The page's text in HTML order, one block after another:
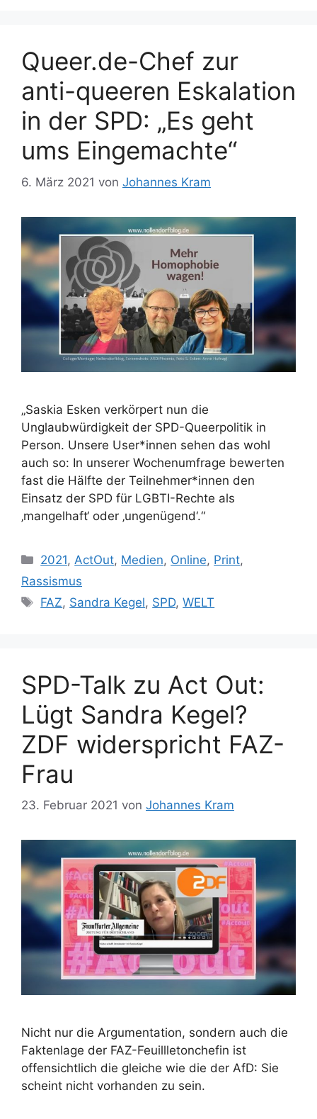
Queer.de-Chef zur
anti-queeren Eskalation
in der SPD: „Es geht
ums Eingemachte“
6. März 2021 von Johannes Kram
„Saskia Esken verkörpert nun die
Unglaubwürdigkeit der SPD-Queerpolitik in
Person. Unsere User*innen sehen das wohl
auch so: In unserer Wochenumfrage bewerten
fast die Hälfte der Teilnehmer*innen den
Einsatz der SPD für LGBTI-Rechte als
‚mangelhaft‘ oder ‚ungenügend‘.“
Kategorien
2021, ActOut, Medien, Online, Print,
Rassismus
Schlagwörter
FAZ, Sandra Kegel, SPD,WELT
SPD-Talk zu Act Out:
Lügt Sandra Kegel?
ZDF widerspricht FAZ-
Frau
23. Februar 2021 von Johannes Kram
Nicht nur die Argumentation, sondern auch die
Faktenlage der FAZ-Feuillletonchefin ist
offensichtlich die gleiche wie die der AfD: Sie
scheint nicht vorhanden zu sein.